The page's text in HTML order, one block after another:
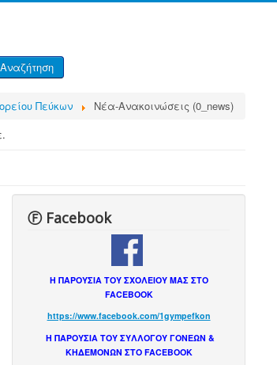
Αναζήτηση
Πεύκων
Νέα-Ανακοινώσεις (0_news)
Ⓕ Facebook
Η ΠΑΡΟΥΣΙΑ ΤΟΥ ΣΧΟΛΕΙΟΥ ΜΑΣ ΣΤΟ
FACEBOOK
https://www.facebook.com/1gympefkon
Η ΠΑΡΟΥΣΙΑ ΤΟΥ ΣΥΛΛΟΓΟΥ ΓΟΝΕΩΝ &
ΚΗΔΕΜΟΝΩΝ ΣΤΟ FACEBOOK